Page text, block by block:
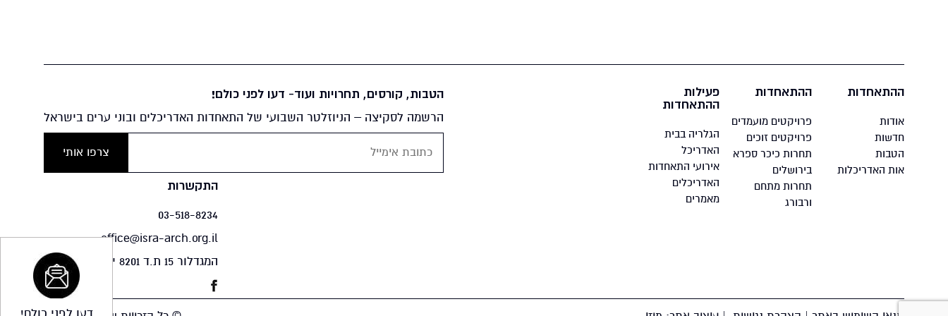
הטבות, קורסים, תחרויות ועוד- דעו לפני כולם!
הרשמה לסקיצה – הניוזלטר השבועי של התאחדות האדריכלים ובוני ערים בישראל
התקשרות
03-518-8234
office@isra-arch.org.il
המגדלור 15 ת.ד 8201 יפו 61082
ההתאחדות
אודות
חדשות
הטבות
אות האדריכלות
ההתאחדות
פרויקטים מועמדים
פרויקטים זוכים
תחרות כיכר ספרא
בירושלים
תחרות מתחם
ורבורג
פעילות
ההתאחדות
הגלריה בבית
האדריכל
אירועי התאחדות
האדריכלים
מאמרים